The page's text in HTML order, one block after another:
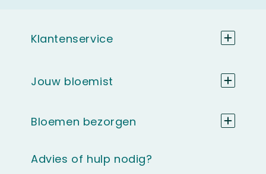
Advies of hulp nodig?
Klantenservice
Jouw bloemist
Bloemen bezorgen